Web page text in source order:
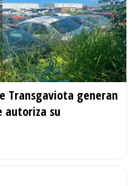
Transgaviota generan
autoriza su